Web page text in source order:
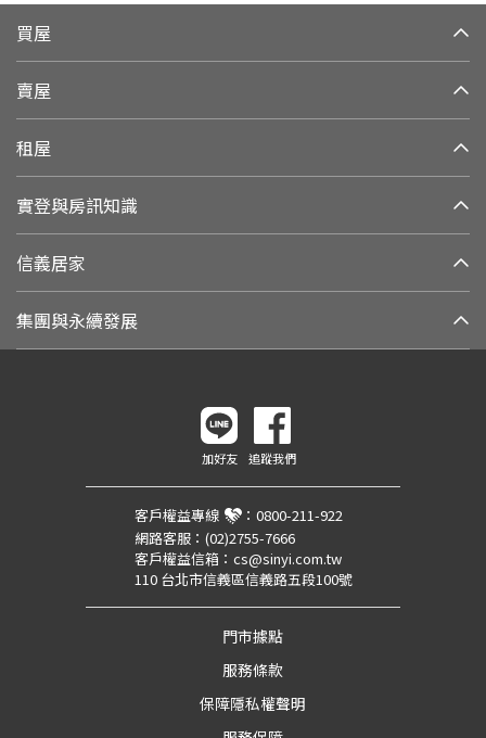
買屋
賣屋
租屋
實登與房訊知識
信義居家
集團與永續發展
加好友 追蹤我們
客戶權益專線 ： 0800-211-922
網路客服： (02)2755-7666
客戶權益信箱： cs@sinyi.com.tw
110 台北市信義區信義路五段100號
門市據點
服務條款
保障隱私權聲明